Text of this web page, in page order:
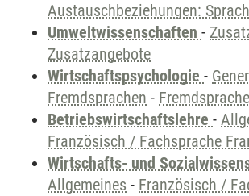
Austauschbeziehungen:
Umweltwissenschaften -
Zusatzangebote
Wirtschaftspsychologie -
Fremdsprachen -
Betriebswirtschaftslehre -
Französisch / Fachsprache
Wirtschafts- und
Allgemeines - Französisch /